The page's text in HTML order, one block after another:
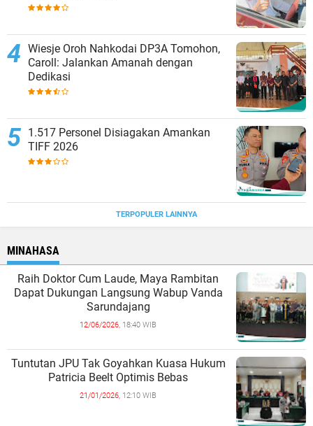
Wiesje Oroh Nahkodai DP3A Tomohon,
Caroll: Jalankan Amanah dengan
Dedikasi
1.517 Personel Disiagakan Amankan
TIFF 2026
TERPOPULER LAINNYA
MINAHASA
Raih Doktor Cum Laude, Maya Rambitan
Dapat Dukungan Langsung Wabup Vanda
Sarundajang
12/06/2026, 18:40 WIB
Tuntutan JPU Tak Goyahkan Kuasa Hukum
Patricia Beelt Optimis Bebas
21/01/2026, 12:10 WIB